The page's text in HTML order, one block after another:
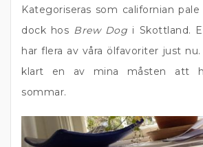
Kategoriseras som californian
dock hos Brew Dog i Skottland.
har flera av våra ölfavoriter just
klart en av mina måsten att
sommar.